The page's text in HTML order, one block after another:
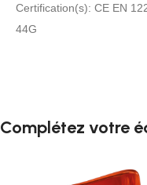
Certification(s): CE EN
44G
Complétez votre